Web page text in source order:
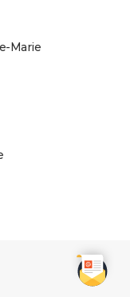
Marie